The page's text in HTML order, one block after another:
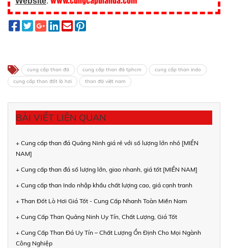
cung cấp than đá cung cấp than đá tphcm
cung cấp than indo
cung cấp than đốt lò hơi
than đá việt nam
BÀI VIẾT LIÊN QUAN
+ Cung cấp than đá Quảng Ninh giá rẻ với số lượng lớn nhỏ [MIỀN
NAM]
+ Cung cấp than đá số lượng lớn, giao nhanh, giá tốt [MIỀN NAM]
+ Cung cấp than Indo nhập khẩu chất lượng cao, giá cạnh tranh
+ Than Đốt Lò Hơi Giá Tốt - Cung Cấp Nhanh Toàn Miền Nam
+ Cung Cấp Than Quảng Ninh Uy Tín, Chất Lượng, Giá Tốt
+ Cung Cấp Than Đá Uy Tín – Chất Lượng Ổn Định Cho Mọi Ngành
Công Nghiệp